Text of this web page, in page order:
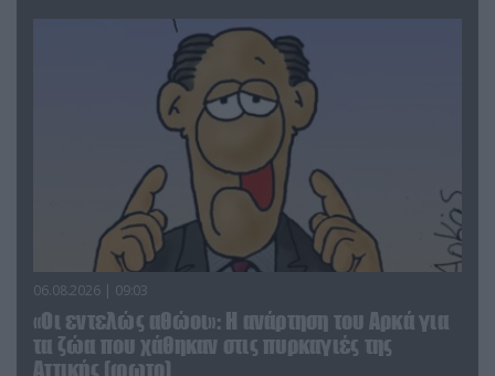
06.08.2026 | 09:03
«Οι εντελώς αθώοι»: Η ανάρτηση του Αρκά για
τα ζώα που χάθηκαν στις πυρκαγιές της
Αττικής (φωτο)